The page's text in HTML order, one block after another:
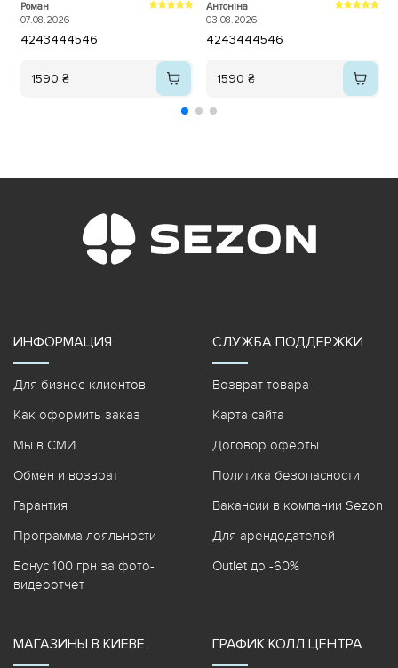
Роман
07.08.2026
4243444546
1590 ₴
Антоніна
03.08.2026
4243444546
1590 ₴
ИНФОРМАЦИЯ
Для бизнес-клиентов
Как оформить заказ
Мы в СМИ
Обмен и возврат
Гарантия
Программа лояльности
Бонус 100 грн за фото-
видеоотчет
СЛУЖБА ПОДДЕРЖКИ
Возврат товара
Карта сайта
Договор оферты
Политика безопасности
Вакансии в компании Sezon
Для арендодателей
Outlet до -60%
МАГАЗИНЫ В КИЕВЕ ГРАФИК КОЛЛ ЦЕНТРА